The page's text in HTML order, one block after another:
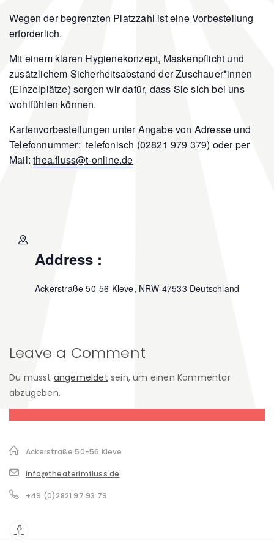
Wegen der begrenzten Platzzahl ist eine Vorbestellung
erforderlich.
Mit einem klaren Hygienekonzept, Maskenpflicht und
zusätzlichem Sicherheitsabstand der Zuschauer*innen
(Einzelplätze) sorgen wir dafür, dass Sie sich bei uns
wohlfühlen können.
Kartenvorbestellungen unter Angabe von Adresse und
Telefonnummer: telefonisch (02821 979 379) oder per
Mail:thea.fluss@t-online.de
Address :
Ackerstraße 50-56 Kleve, NRW 47533 Deutschland
Leave a Comment
Du musst angemeldet sein, um einen Kommentar
abzugeben.
Ackerstraße 50-56 Kleve
info@theaterimfluss.de
+49 (0)2821 97 93 79